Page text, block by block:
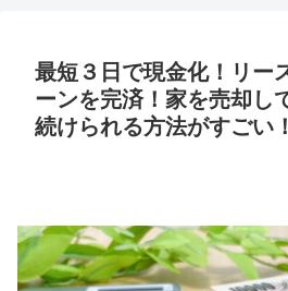
最短３日で現金化！リー
ーンを完済！家を売却し
続けられる方法がすごい！